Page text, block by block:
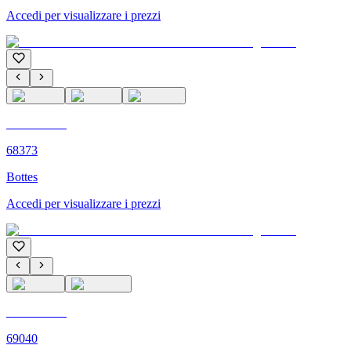
Accedi per visualizzare i prezzi
68373
Bottes
Accedi per visualizzare i prezzi
69040